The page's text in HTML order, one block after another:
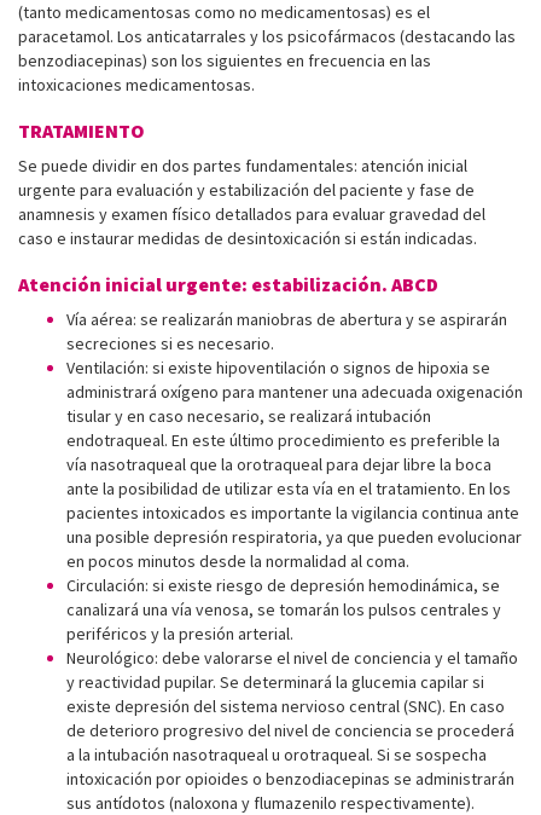
(tanto medicamentosas como no medicamentosas) es el
paracetamol. Los anticatarrales y los psicofármacos (destacando las
benzodiacepinas) son los siguientes en frecuencia en las
intoxicaciones medicamentosas.
TRATAMIENTO
Se puede dividir en dos partes fundamentales: atención inicial
urgente para evaluación y estabilización del paciente y fase de
anamnesis y examen físico detallados para evaluar gravedad del
caso e instaurar medidas de desintoxicación si están indicadas.
Atención inicial urgente: estabilización. ABCD
Vía aérea: se realizarán maniobras de abertura y se aspirarán
secreciones si es necesario.
Ventilación: si existe hipoventilación o signos de hipoxia se
administrará oxígeno para mantener una adecuada oxigenación
tisular y en caso necesario, se realizará intubación
endotraqueal. En este último procedimiento es preferible la
vía nasotraqueal que la orotraqueal para dejar libre la boca
ante la posibilidad de utilizar esta vía en el tratamiento. En los
pacientes intoxicados es importante la vigilancia continua ante
una posible depresión respiratoria, ya que pueden evolucionar
en pocos minutos desde la normalidad al coma.
Circulación: si existe riesgo de depresión hemodinámica, se
canalizará una vía venosa, se tomarán los pulsos centrales y
periféricos y la presión arterial.
Neurológico: debe valorarse el nivel de conciencia y el tamaño
y reactividad pupilar. Se determinará la glucemia capilar si
existe depresión del sistema nervioso central (SNC). En caso
de deterioro progresivo del nivel de conciencia se procederá
a la intubación nasotraqueal u orotraqueal. Si se sospecha
intoxicación por opioides o benzodiacepinas se administrarán
sus antídotos (naloxona y flumazenilo respectivamente).